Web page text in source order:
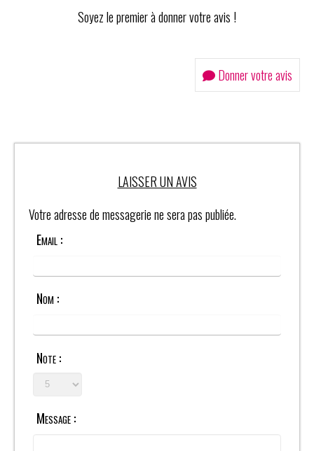
Soyez le premier à donner votre avis !
Donner votre avis
LAISSER UN AVIS
Votre adresse de messagerie ne sera pas publiée.
Email :
Nom :
Note :
Message :